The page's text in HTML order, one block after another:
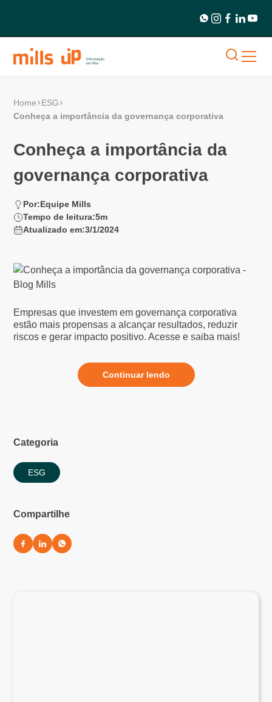
Home
ESG
Conheça a importância da governança corporativa
Conheça a importância da
governança corporativa
Por:Equipe Mills
Tempo de leitura:5m
Atualizado em:3/1/2024
Categoria
ESG
Compartilhe
Empresas que investem em governança corporativa
estão mais propensas a alcançar resultados, reduzir
riscos e gerar impacto positivo. Acesse e saiba mais!
Continuar lendo